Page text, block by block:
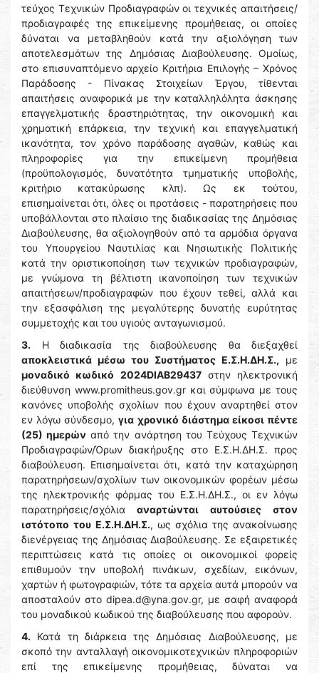
τεύχος Τεχνικών Προδιαγραφών οι τεχνικές απαιτήσεις/
προδιαγραφές της επικείμενης προμήθειας, οι οποίες
δύναται να μεταβληθούν κατά την αξιολόγηση των
αποτελεσμάτων της Δημόσιας Διαβούλευσης. Ομοίως,
στο επισυναπτόμενο αρχείο Κριτήρια Επιλογής – Χρόνος
Παράδοσης - Πίνακας Στοιχείων Έργου, τίθενται
απαιτήσεις αναφορικά με την καταλληλόλητα άσκησης
επαγγελματικής δραστηριότητας, την οικονομική και
χρηματική επάρκεια, την τεχνική και επαγγελματική
ικανότητα, τον χρόνο παράδοσης αγαθών, καθώς και
πληροφορίες για την επικείμενη προμήθεια
(προϋπολογισμός, δυνατότητα τμηματικής υποβολής,
κριτήριο κατακύρωσης κλπ). Ως εκ τούτου,
επισημαίνεται ότι, όλες οι προτάσεις - παρατηρήσεις που
υποβάλλονται στο πλαίσιο της διαδικασίας της Δημόσιας
Διαβούλευσης, θα αξιολογηθούν από τα αρμόδια όργανα
του Υπουργείου Ναυτιλίας και Νησιωτικής Πολιτικής
κατά την οριστικοποίηση των τεχνικών προδιαγραφών,
με γνώμονα τη βέλτιστη ικανοποίηση των τεχνικών
απαιτήσεων/προδιαγραφών που έχουν τεθεί, αλλά και
την εξασφάλιση της μεγαλύτερης δυνατής ευρύτητας
συμμετοχής και του υγιούς ανταγωνισμού.
3. Η διαδικασία της διαβούλευσης θα διεξαχθεί
αποκλειστικά μέσω του Συστήματος Ε.Σ.Η.ΔΗ.Σ., με
μοναδικό κωδικό 2024DIAB29437στην ηλεκτρονική
διεύθυνση www.promitheus.gov.gr και σύμφωνα με τους
κανόνες υποβολής σχολίων που έχουν αναρτηθεί στον
εν λόγω σύνδεσμο,για χρονικό διάστημα είκοσι πέντε
(25) ημερών από την ανάρτηση του Τεύχους Τεχνικών
Προδιαγραφών/Όρων διακήρυξης στο Ε.Σ.Η.ΔΗ.Σ. προς
διαβούλευση. Επισημαίνεται ότι, κατά την καταχώρηση
παρατηρήσεων/σχολίων των οικονομικών φορέων μέσω
της ηλεκτρονικής φόρμας του Ε.Σ.Η.ΔΗ.Σ., οι εν λόγω
παρατηρήσεις/σχόλια αναρτώνται αυτούσιες
στον
ιστότοπο του Ε.Σ.Η.ΔΗ.Σ., ως σχόλια της ανακοίνωσης
διενέργειας της Δημόσιας Διαβούλευσης. Σε εξαιρετικές
περιπτώσεις κατά τις οποίες οι οικονομικοί φορείς
επιθυμούν την υποβολή πινάκων, σχεδίων, εικόνων,
χαρτών ή φωτογραφιών, τότε τα αρχεία αυτά μπορούν να
αποσταλούν στο dipea.d@yna.gov.gr, με σαφή αναφορά
του μοναδικού κωδικού της διαβούλευσης που αφορούν.
4. Κατά τη διάρκεια της Δημόσιας Διαβούλευσης, με
σκοπό την ανταλλαγή οικονομικοτεχνικών πληροφοριών
επί της επικείμενης προμήθειας, δύναται να